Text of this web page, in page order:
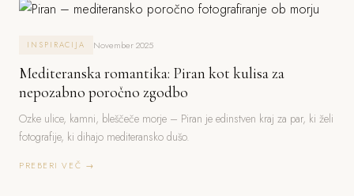
INSPIRACIJA November 2025
Mediteranska romantika: Piran kot kulisa za
nepozabno poročno zgodbo
Ozke ulice, kamni, bleščeče morje – Piran je edinstven kraj za par, ki želi
fotografije, ki dihajo mediteransko dušo.
PREBERI VEČ →